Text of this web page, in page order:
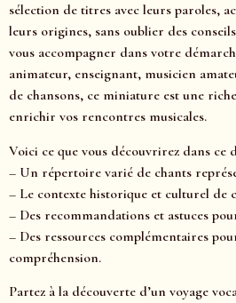
sélection de titres avec leurs paroles,
leurs origines, sans oublier des
vous accompagner dans votre
animateur, enseignant, musicien
de chansons, ce miniature est une
enrichir vos rencontres musicales.
Voici ce que vous découvrirez dans ce
– Un répertoire varié de chants
– Le contexte historique et culturel de
– Des recommandations et astuces
– Des ressources complémentaires
compréhension.
Partez à la découverte d’un voyage